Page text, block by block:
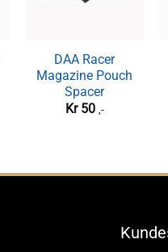
DAA Racer
Magazine Pouch
Spacer
Kr 50 ,-